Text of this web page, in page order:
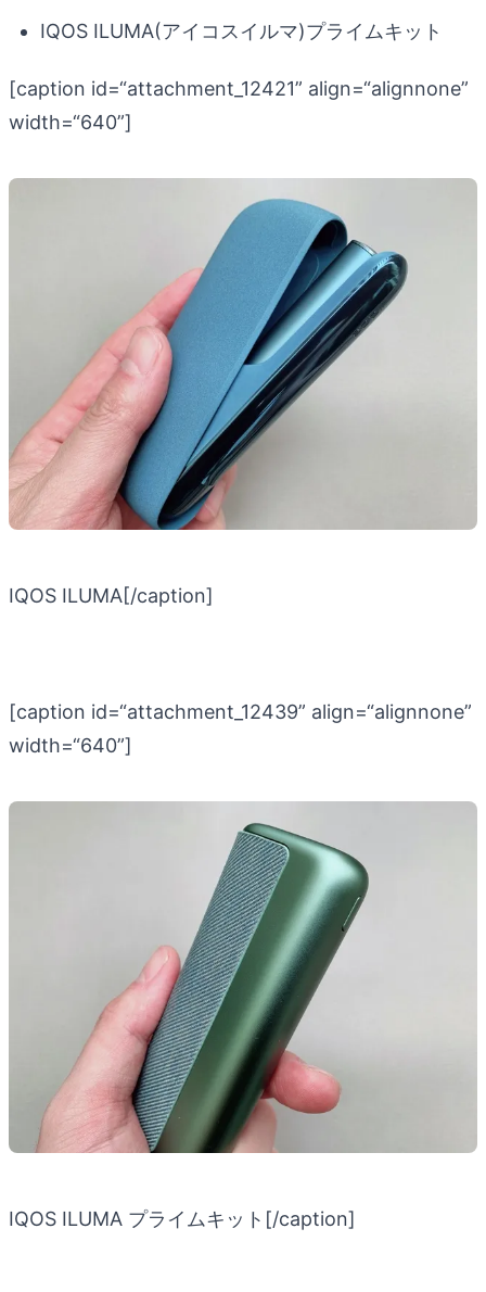
IQOS ILUMA(アイコスイルマ)プライムキット
[caption id=“attachment_12421” align=“alignnone”
width=“640”]
IQOS ILUMA[/caption]
[caption id=“attachment_12439” align=“alignnone”
width=“640”]
IQOS ILUMA プライムキット[/caption]